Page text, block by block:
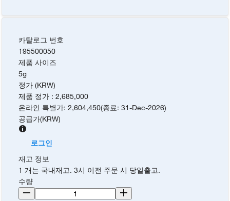
카탈로그 번호
195500050
제품 사이즈
5g
정가 (KRW)
제품 정가 :2,685,000
온라인 특별가:2,604,450(종료:31-Dec-2026)
공급가(KRW)
로그인
재고 정보
1 개는 국내재고. 3시 이전 주문 시 당일출고.
수량